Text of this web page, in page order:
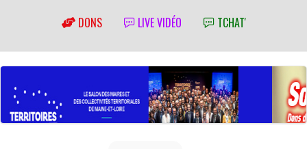
DONS LIVE VIDÉO TCHAT'